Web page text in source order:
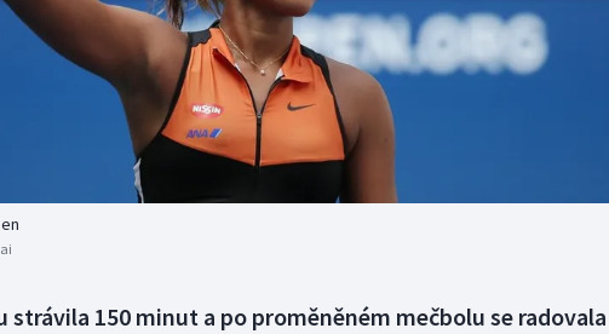
Gymnastika Plážový volejbal
strávila 150 minut a po proměněném mečbolu se